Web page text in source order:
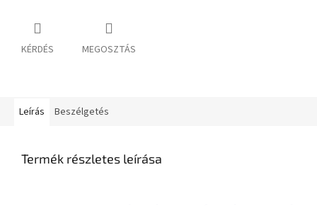
KÉRDÉS MEGOSZTÁS
Leírás Beszélgetés
Termék részletes leírása